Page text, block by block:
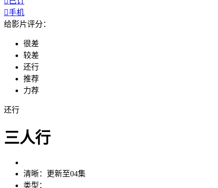
手机
给影片评分：
很差
较差
还行
推荐
力荐
还行
三人行
清晰：
更新至04集
类型：